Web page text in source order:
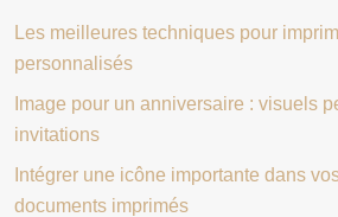
Les meilleures techniques pour
personnalisés
Image pour un anniversaire : visuels
invitations
Intégrer une icône importante dans
documents imprimés